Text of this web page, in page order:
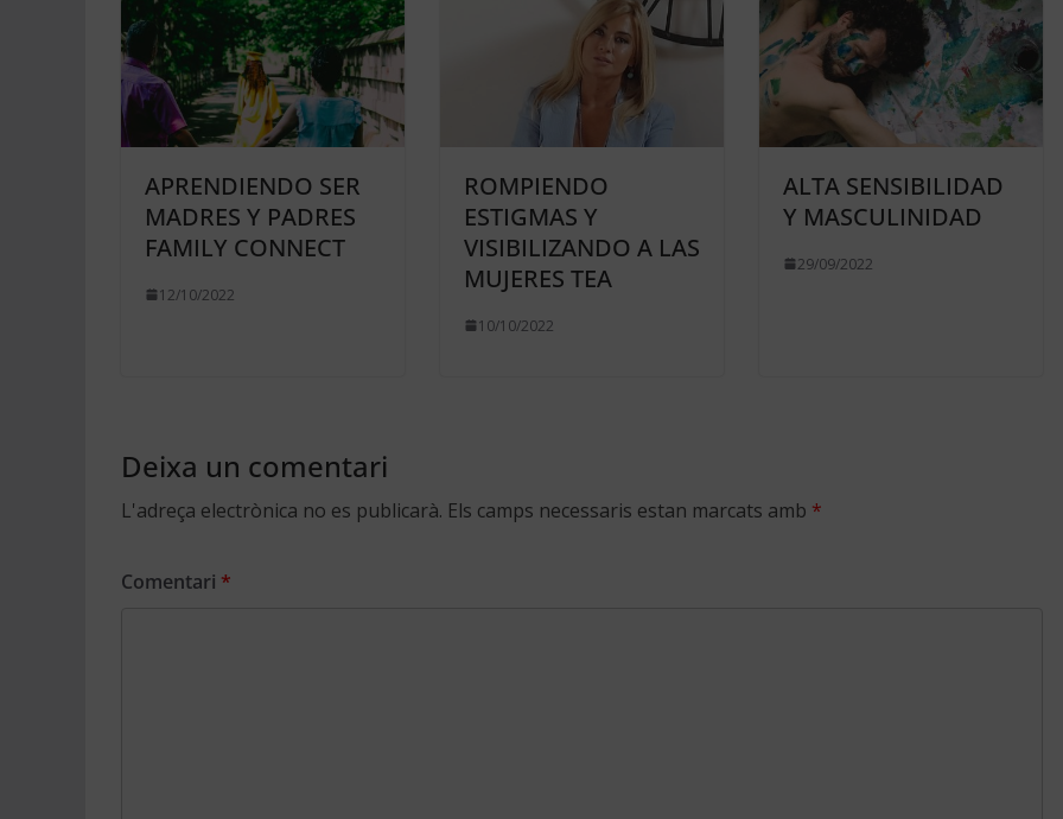
APRENDIENDO SER
MADRES Y PADRES
FAMILY CONNECT
12/10/2022
ROMPIENDO
ESTIGMAS Y
VISIBILIZANDO A LAS
MUJERES TEA
10/10/2022
ALTA SENSIBILIDAD
Y MASCULINIDAD
29/09/2022
Deixa un comentari
L'adreça electrònica no es publicarà. Els camps necessaris estan marcats amb *
Comentari *